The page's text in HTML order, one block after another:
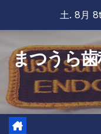
content
土. 8月
まつうら